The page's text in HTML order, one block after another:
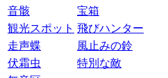
音骸
宝箱
観光スポット 飛びハンター
走声蝶
風止みの鈴
伏霜虫
特別な敵